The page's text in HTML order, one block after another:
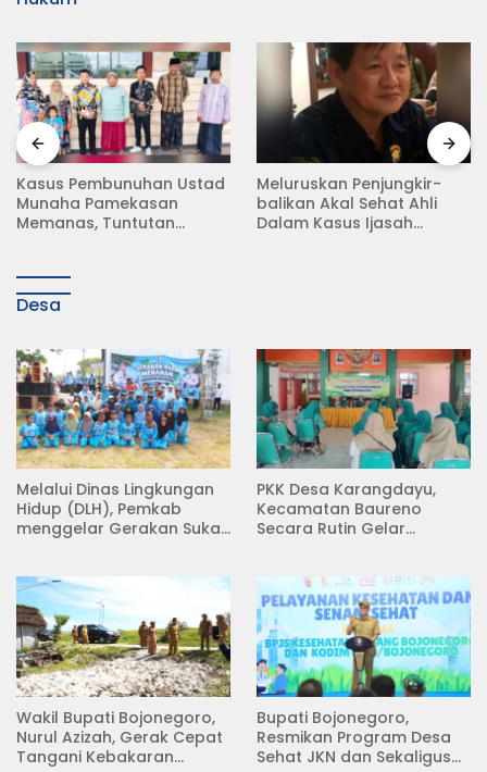
Meluruskan Penjungkir-
balikan Akal Sehat Ahli
Dalam Kasus Ijasah
Rampas Motor Tanpa
Surat Resmi, Modus Baru
Debt Collector di Jalan
Desa
Melalui Dinas Lingkungan
Hidup (DLH), Pemkab
menggelar Gerakan Suka
PKK Desa Karangdayu,
Kecamatan Baureno
Secara Rutin Gelar
Wakil Bupati Bojonegoro,
Nurul Azizah, Gerak Cepat
Tangani Kebakaran
Bupati Bojonegoro,
Resmikan Program Desa
Sehat JKN dan Sekaligus